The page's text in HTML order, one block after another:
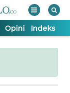
Opini Indeks